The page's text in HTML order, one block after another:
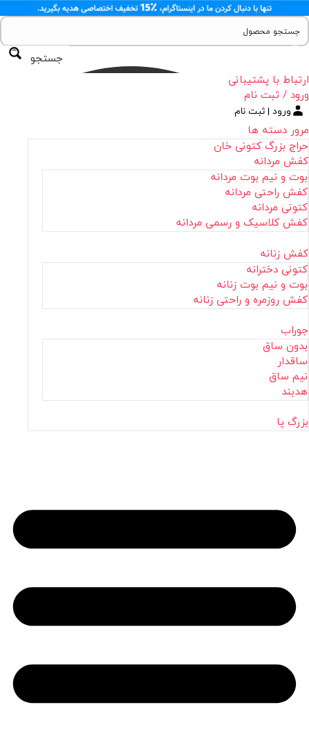
جستجو
ارتباط با پشتیبانی
ورود / ثبت نام
ورود | ثبت نام
مرور دسته ها
حراج بزرگ کتونی خان
کفش مردانه
بوت و نیم بوت مردانه
کفش راحتی مردانه
کتونی مردانه
کفش کلاسیک و رسمی مردانه
کفش زنانه
کتونی دخترانه
بوت و نیم بوت زنانه
کفش روزمره و راحتی زنانه
جوراب
بدون ساق
ساقدار
نیم ساق
هدبند
بزرگ پا